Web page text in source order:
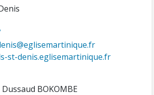
st-denis.eglisemartinique.fr
BOKOMBE